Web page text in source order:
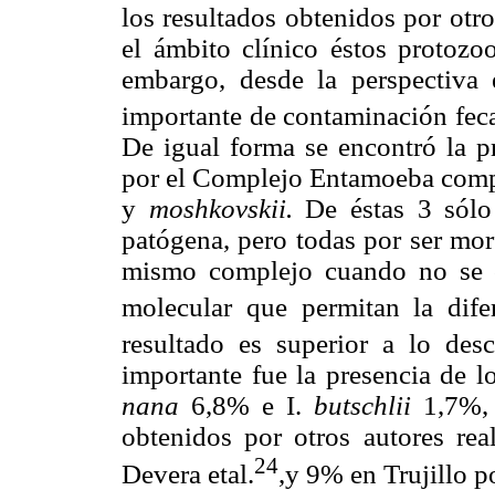
los resultados obtenidos por
el ámbito clínico éstos
embargo, desde la
importante de contaminación
De igual forma se encontró la
por el Complejo Entamoeba
y moshkovskii.De éstas 3
patógena, pero todas por ser
mismo complejo cuando no
molecular que permitan la
resultado es superior a lo
importante fue la presencia de
nana 6,8% e I. butschlii
obtenidos por otros autores
Devera etal.24,y 9% en Trujillo